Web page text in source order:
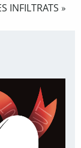
INFILTRATS »